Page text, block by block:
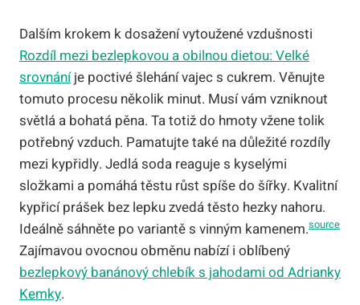
Dalším krokem k dosažení vytoužené vzdušnosti
Rozdíl mezi bezlepkovou a obilnou dietou: Velké
srovnáníje poctivé šlehání vajec s cukrem. Věnujte
tomuto procesu několik minut. Musí vám vzniknout
světlá a bohatá pěna. Ta totiž do hmoty vžene tolik
potřebný vzduch. Pamatujte také na důležité rozdíly
mezi kypřidly. Jedlá soda reaguje s kyselými
složkami a pomáhá těstu růst spíše do šířky. Kvalitní
kypřicí prášek bez lepku zvedá těsto hezky nahoru.
Ideálně sáhněte po variantě s vinným kamenem.source
Zajímavou ovocnou obměnu nabízí i oblíbený
bezlepkový banánový chlebík s jahodami od Adrianky
Kemky.